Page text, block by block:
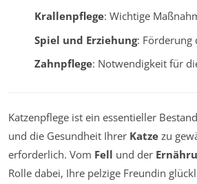
Krallenpflege: Wichtige
Spiel und Erziehung: Förderung
Zahnpflege: Notwendigkeit für
Katzenpflege ist ein essentieller
und die Gesundheit Ihrer Katze zu
erforderlich. Vom Fell und der
Rolle dabei, Ihre pelzige Freundin